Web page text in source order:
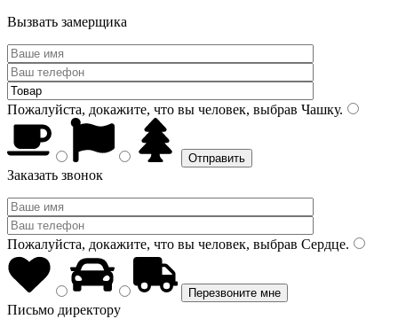
Вызвать замерщика
Пожалуйста, докажите, что вы человек, выбрав Чашку.
Заказать звонок
Пожалуйста, докажите, что вы человек, выбрав Сердце.
Письмо директору